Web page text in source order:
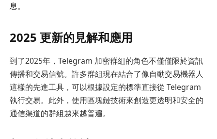
息。
2025 更新的見解和應用
到了2025年，Telegram 加密群組的角色不僅僅限於資訊
傳播和交易信號。許多群組現在結合了像自動交易機器人
這樣的先進工具，可以根據設定的標準直接從 Telegram
執行交易。此外，使用區塊鏈技術來創造更透明和安全的
通信渠道的群組越來越普遍。